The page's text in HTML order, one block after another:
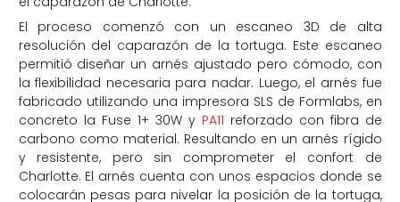
El proceso comenzó con un escaneo 3D de alta
resolución del caparazón de la tortuga. Este escaneo
permitió diseñar un arnés ajustado pero cómodo, con
la flexibilidad necesaria para nadar. Luego, el arnés fue
fabricado utilizando una impresora SLS de Formlabs, en
concreto la Fuse 1+ 30W y PA11 reforzado con fibra de
carbono como material. Resultando en un arnés rígido
y resistente, pero sin comprometer el confort de
Charlotte. El arnés cuenta con unos espacios donde se
colocarán pesas para nivelar la posición de la tortuga,